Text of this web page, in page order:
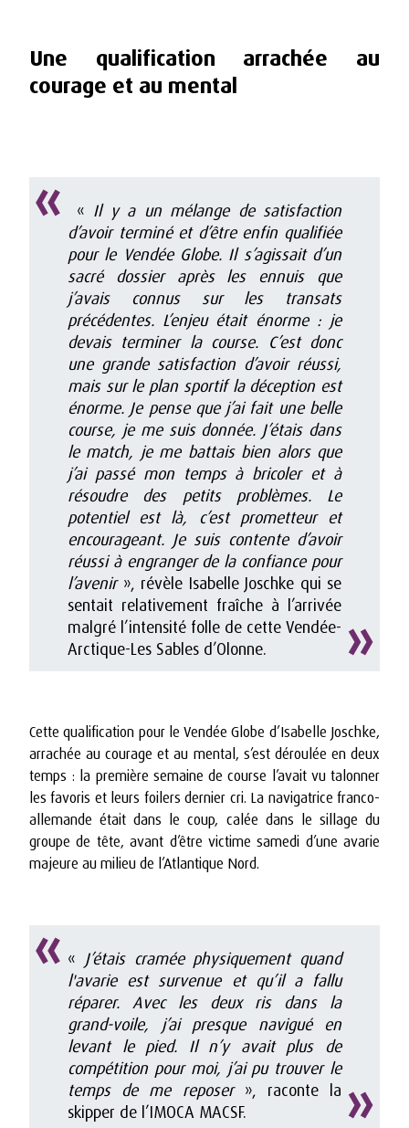
Une qualification arrachée au
courage et au mental
« Il y a un mélange de satisfaction
d’avoir terminé et d’être enfin qualifiée
pour le Vendée Globe. Il s’agissait d’un
sacré dossier après les ennuis que
j’avais connus sur les transats
précédentes. L’enjeu était énorme : je
devais terminer la course. C’est donc
une grande satisfaction d’avoir réussi,
mais sur le plan sportif la déception est
énorme. Je pense que j’ai fait une belle
course, je me suis donnée. J’étais dans
le match, je me battais bien alors que
j’ai passé mon temps à bricoler et à
résoudre des petits problèmes. Le
potentiel est là, c’est prometteur et
encourageant. Je suis contente d’avoir
réussi à engranger de la confiance pour
l’avenir», révèle Isabelle Joschke qui se
sentait relativement fraîche à l’arrivée
malgré l’intensité folle de cette Vendée-
Arctique-Les Sables d’Olonne.
Cette qualification pour le Vendée Globe d’Isabelle Joschke,
arrachée au courage et au mental, s’est déroulée en deux
temps : la première semaine de course l’avait vu talonner
les favoris et leurs foilers dernier cri. La navigatrice franco-
allemande était dans le coup, calée dans le sillage du
groupe de tête, avant d’être victime samedi d’une avarie
majeure au milieu de l’Atlantique Nord.
« J’étais cramée physiquement quand
l'avarie est survenue et qu’il a fallu
réparer. Avec les deux ris dans la
grand-voile, j’ai presque navigué en
levant le pied. Il n’y avait plus de
compétition pour moi, j’ai pu trouver le
temps de me reposer», raconte la
skipper de l’IMOCA MACSF.